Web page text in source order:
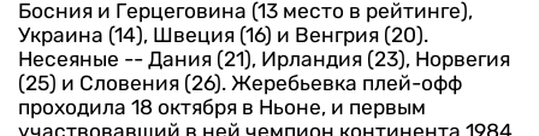
Босния и Герцеговина (13 место в рейтинге),
Украина (14), Швеция (16) и Венгрия (20).
Несеяные -- Дания (21), Ирландия (23), Норвегия
(25) и Словения (26). Жеребьевка плей-офф
проходила 18 октября в Ньоне, и первым